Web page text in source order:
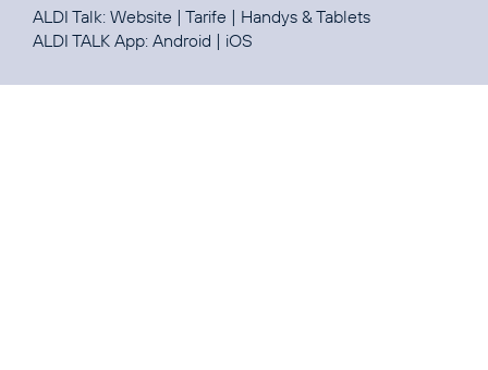
ALDI Talk: Website | Tarife | Handys & Tablets
ALDI TALK App: Android | iOS